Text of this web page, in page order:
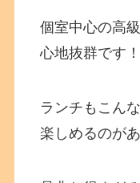
個室中心の高
心地抜群です！
ランチもこん
楽しめるのが